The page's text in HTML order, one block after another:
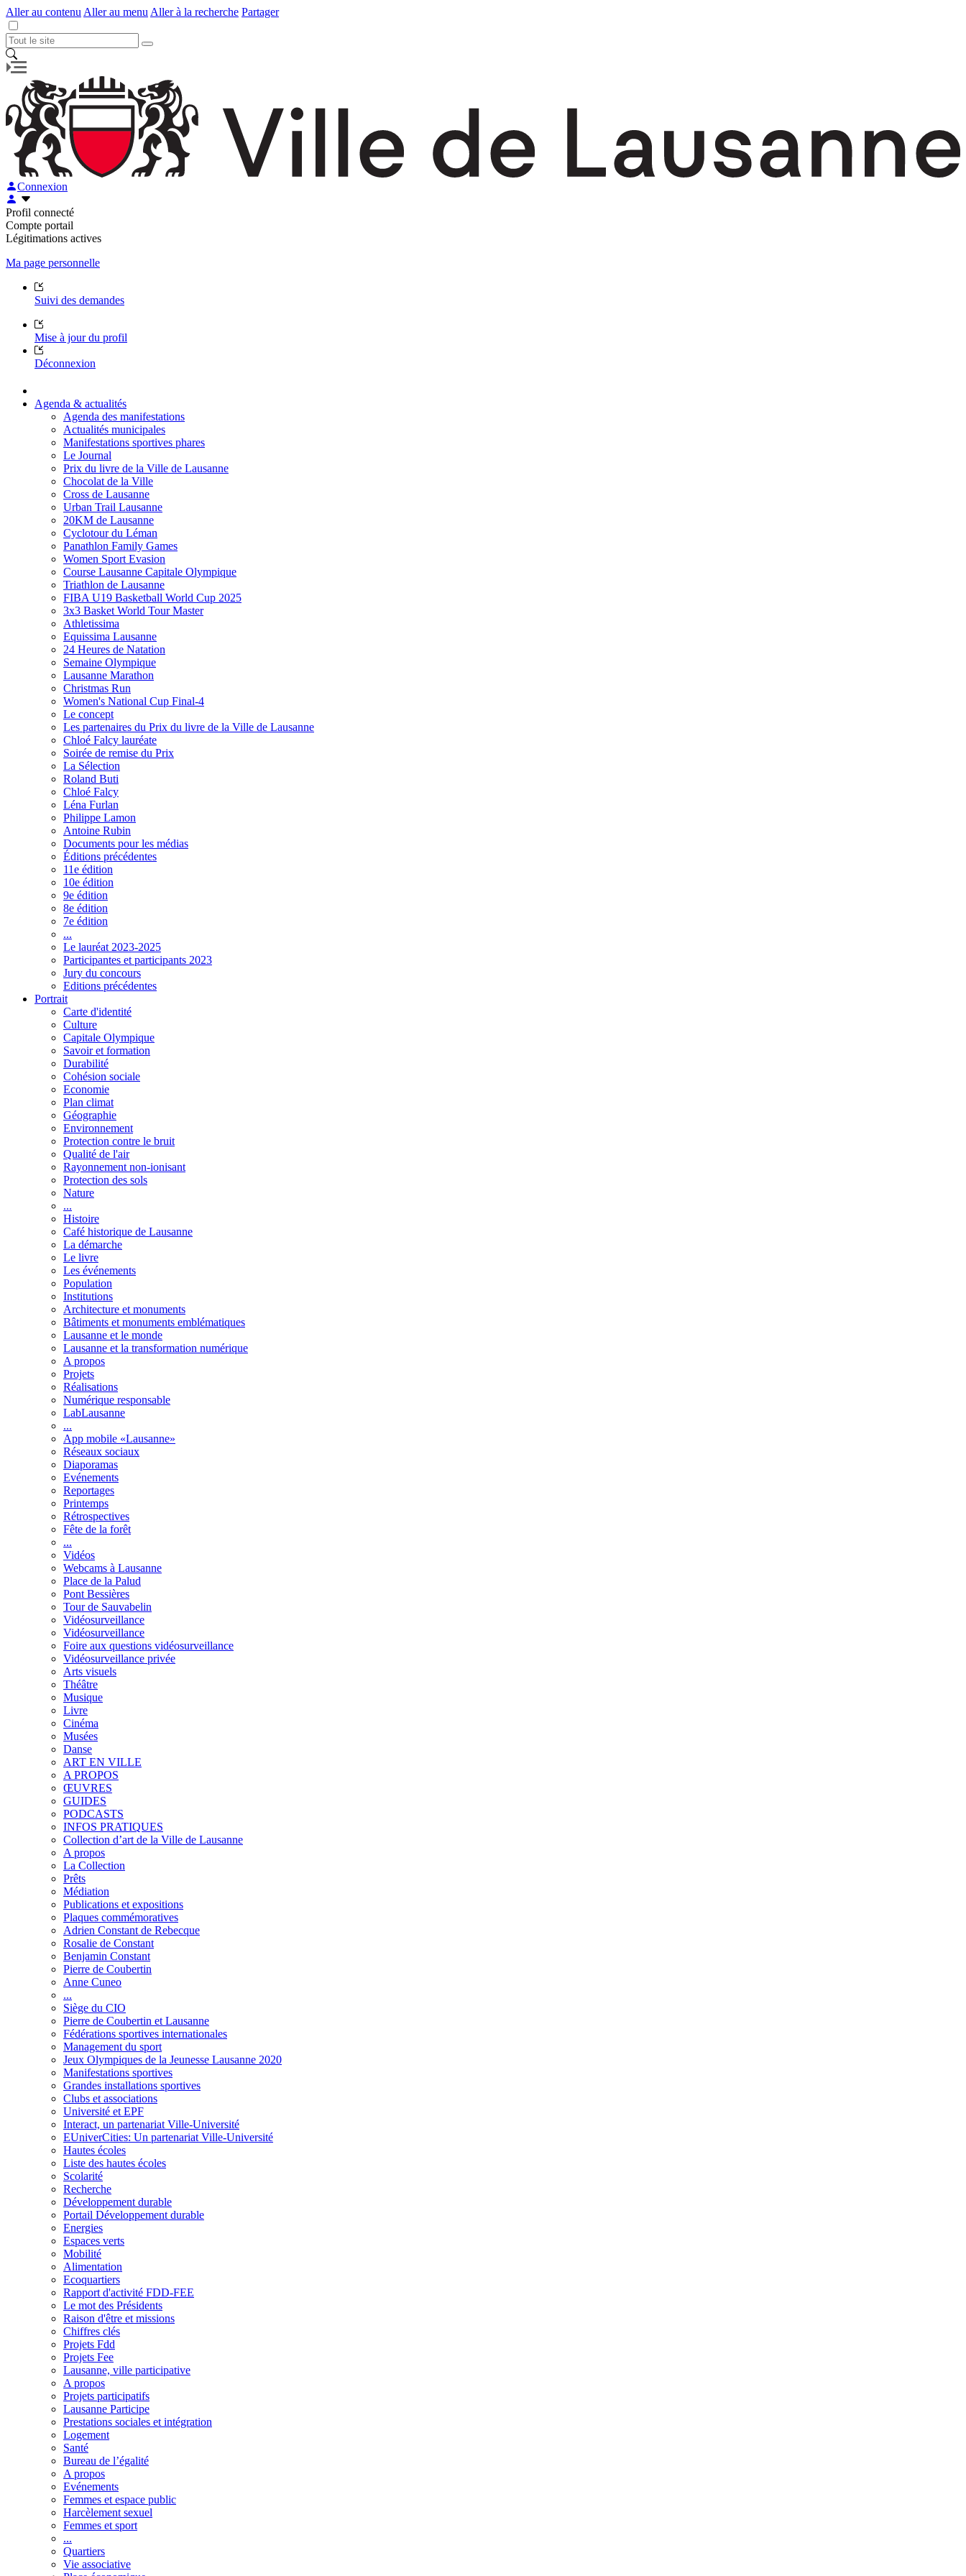
Aller au contenu Aller au menu Aller à la recherche Partager
Connexion
Profil connecté
Compte portail
Légitimations actives
Ma page personnelle
Suivi des demandes
Mise à jour du profil
Déconnexion
Agenda & actualités
Agenda des manifestations
Actualités municipales
Manifestations sportives phares
Le Journal
Prix du livre de la Ville de Lausanne
Chocolat de la Ville
Cross de Lausanne
Urban Trail Lausanne
20KM de Lausanne
Cyclotour du Léman
Panathlon Family Games
Women Sport Evasion
Course Lausanne Capitale Olympique
Triathlon de Lausanne
FIBA U19 Basketball World Cup 2025
3x3 Basket World Tour Master
Athletissima
Equissima Lausanne
24 Heures de Natation
Semaine Olympique
Lausanne Marathon
Christmas Run
Women's National Cup Final-4
Le concept
Les partenaires du Prix du livre de la Ville de Lausanne
Chloé Falcy lauréate
Soirée de remise du Prix
La Sélection
Roland Buti
Chloé Falcy
Léna Furlan
Philippe Lamon
Antoine Rubin
Documents pour les médias
Éditions précédentes
11e édition
10e édition
9e édition
8e édition
7e édition
...
Le lauréat 2023-2025
Participantes et participants 2023
Jury du concours
Editions précédentes
Portrait
Carte d'identité
Culture
Capitale Olympique
Savoir et formation
Durabilité
Cohésion sociale
Economie
Plan climat
Géographie
Environnement
Protection contre le bruit
Qualité de l'air
Rayonnement non-ionisant
Protection des sols
Nature
...
Histoire
Café historique de Lausanne
La démarche
Le livre
Les événements
Population
Institutions
Architecture et monuments
Bâtiments et monuments emblématiques
Lausanne et le monde
Lausanne et la transformation numérique
A propos
Projets
Réalisations
Numérique responsable
LabLausanne
...
App mobile «Lausanne»
Réseaux sociaux
Diaporamas
Evénements
Reportages
Printemps
Rétrospectives
Fête de la forêt
...
Vidéos
Webcams à Lausanne
Place de la Palud
Pont Bessières
Tour de Sauvabelin
Vidéosurveillance
Vidéosurveillance
Foire aux questions vidéosurveillance
Vidéosurveillance privée
Arts visuels
Théâtre
Musique
Livre
Cinéma
Musées
Danse
ART EN VILLE
A PROPOS
ŒUVRES
GUIDES
PODCASTS
INFOS PRATIQUES
Collection d’art de la Ville de Lausanne
A propos
La Collection
Prêts
Médiation
Publications et expositions
Plaques commémoratives
Adrien Constant de Rebecque
Rosalie de Constant
Benjamin Constant
Pierre de Coubertin
Anne Cuneo
...
Siège du CIO
Pierre de Coubertin et Lausanne
Fédérations sportives internationales
Management du sport
Jeux Olympiques de la Jeunesse Lausanne 2020
Manifestations sportives
Grandes installations sportives
Clubs et associations
Université et EPF
Interact, un partenariat Ville-Université
EUniverCities: Un partenariat Ville-Université
Hautes écoles
Liste des hautes écoles
Scolarité
Recherche
Développement durable
Portail Développement durable
Energies
Espaces verts
Mobilité
Alimentation
Ecoquartiers
Rapport d'activité FDD-FEE
Le mot des Présidents
Raison d'être et missions
Chiffres clés
Projets Fdd
Projets Fee
Lausanne, ville participative
A propos
Projets participatifs
Lausanne Participe
Prestations sociales et intégration
Logement
Santé
Bureau de l’égalité
A propos
Evénements
Femmes et espace public
Harcèlement sexuel
Femmes et sport
...
Quartiers
Vie associative